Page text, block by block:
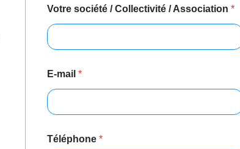
Votre société / Collectivité / Association*
E-mail*
Téléphone*